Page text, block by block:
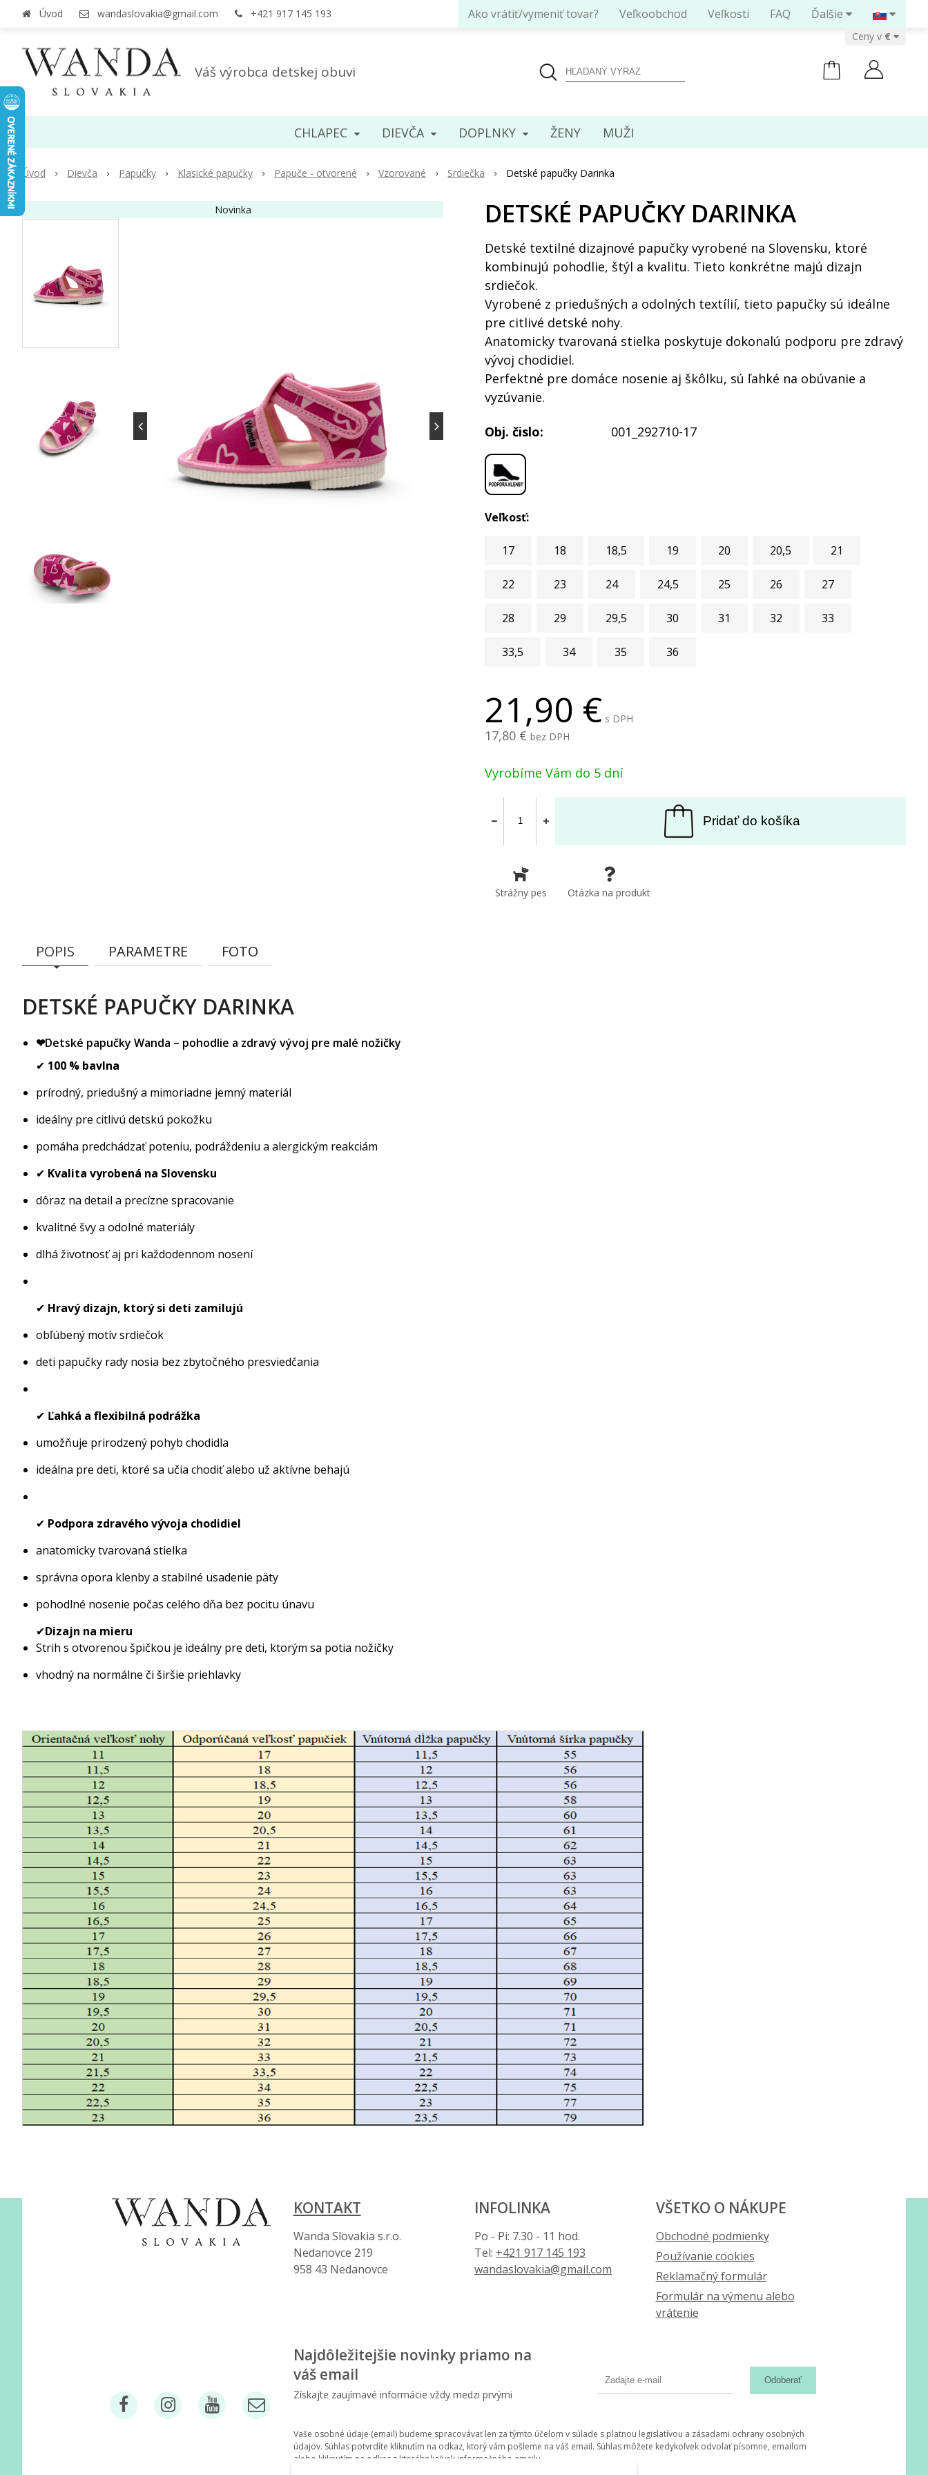
Váš výrobca detskej obuvi
Úvod wandaslovakia@gmail.com +421 917 145 193 Ako vrátiť/vymeniť tovar? Veľkoobchod Veľkosti FAQ Ďalšie
Ceny v
CHLAPEC DIEVČA DOPLNKY ENY MUŽI
Úvod Dievča Papučky Klasické papučky Papuče - otvorené Vzorované Srdiečka Detské papučky Darinka
Novinka
21,90 s DPH
17,80 bez DPH
Vyrobíme Vám do 5 dní
Pridať do košíka
Strážny pes Otázka na produkt
DETSKÉ PAPUČKY DARINKA
Detské textilné dizajnové papučky vyrobené na Slovensku, ktoré
kombinujú pohodlie, štýl a kvalitu. Tieto konkrétne majú dizajn
srdiečok.
Vyrobené z priedušných a odolných textílií, tieto papučky sú ideálne
pre citlivé detské nohy.
Anatomicky tvarovaná stielka poskytuje dokonalú podporu pre zdravý
vývoj chodidiel.
Perfektné pre domáce nosenie aj škôlku, sú ľahké na obúvanie a
vyzúvanie.
Obj. čislo: 001_292710-17
Veľkosť:
17 18 18,5 19 20 20,5 21
22 23 24 24,5 25 26 27
28 29 29,5 30 31 32 33
33,5 34 35 36
POPIS PARAMETRE FOTO
DETSKÉ PAPUČKY DARINKA
❤Detské papučky Wanda – pohodlie a zdravý vývoj pre malé nožičky
✔ 100 % bavlna
prírodný, priedušný a mimoriadne jemný materiál
ideálny pre citlivú detskú pokožku
pomáha predchádzať poteniu, podráždeniu a alergickým reakciám
✔ Kvalita vyrobená na Slovensku
dôraz na detail a precízne spracovanie
kvalitné švy a odolné materiály
dlhá životnosť aj pri každodennom nosení
✔ Hravý dizajn, ktorý si deti zamilujú
obľúbený motív srdiečok
deti papučky rady nosia bez zbytočného presviedčania
✔ Ľahká a flexibilná podrážka
umožňuje prirodzený pohyb chodidla
ideálna pre deti, ktoré sa učia chodiť alebo už aktívne behajú
✔ Podpora zdravého vývoja chodidiel
anatomicky tvarovaná stielka
správna opora klenby a stabilné usadenie päty
pohodlné nosenie počas celého dňa bez pocitu únavu
✔Dizajn na mieru
Strih s otvorenou špičkou je ideálny pre deti, ktorým sa potia nožičky
vhodný na normálne či širšie priehlavky
KONTAKT
Wanda Slovakia s.r.o.
Nedanovce 219
958 43 Nedanovce
INFOLINKA
Po - Pi: 7.30 - 11 hod.
Tel: +421 917 145 193
wandaslovakia@gmail.com
VŠETKO O NÁKUPE
Obchodné podmienky
Používanie cookies
Reklamačný formulár
Formulár na výmenu alebo
vrátenie
Najdôležitejšie novinky priamo na
váš email
Získajte zaujímavé informácie vždy medzi prvými
Odoberať
Vaše osobné údaje (email) budeme spracovávať len za týmto účelom v súlade s platnou legislatívou a zásadami ochrany osobných
údajov. Súhlas potvrdíte kliknutím na odkaz, ktorý vám pošleme na váš email. Súhlas môžete kedykoľvek odvolať písomne, emailom
alebo kliknutím na odkaz z ktoréhokoľvek informačného emailu.